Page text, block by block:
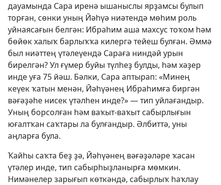
дауамында Сара иренә ышаныслы ярҙамсы булып
торған, сөнки уның Йәһүә ниәтендә мөһим роль
уйнаясағын белгән: Ибраһим аша махсус тоҡом һәм
бөйөк халыҡ барлыҡҡа килергә тейеш булған. Әммә
был ниәттең үтәлеүендә Сараға ниндәй урын
бирелгән? Ул ғүмер буйы түлһеҙ булды, һәм хәҙер
инде уға 75 йәш. Бәлки, Сара аптырап: «Минең
кеүек ҡатын менән, Йәһүәнең Ибраһимға биргән
вәғәҙәһе нисек үтәлһен инде?» — тип уйлағандыр.
Уның борсолған һәм ваҡыт-ваҡыт сабырлығын
юғалтҡан саҡтары ла булғандыр. Әлбиттә, уны
аңларға була.
Ҡайһы саҡта беҙ ҙә, Йәһүәнең вәғәҙәләре ҡасан
үтәлер инде, тип сабырһыҙланырға мөмкин.
Нимәнелер зарығып көткәндә, сабырлыҡ һаҡлау